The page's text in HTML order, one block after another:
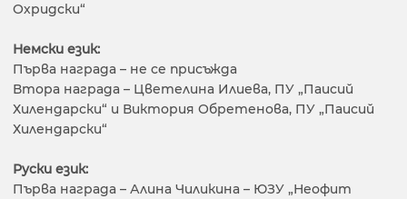
Охридски“
Немски език:
Първа награда – не се присъжда
Втора награда – Цветелина Илиева, ПУ „Паисий
Хилендарски“ и Виктория Обретенова, ПУ „Паисий
Хилендарски“
Руски език:
Първа награда – Алина Чиликина – ЮЗУ „Неофит